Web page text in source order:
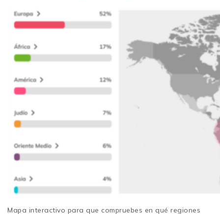
Mapa interactivo para que compruebes en qué regiones